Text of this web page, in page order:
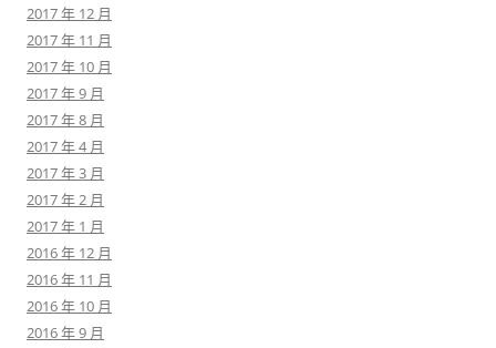
2017 年 12 月
2017 年 11 月
2017 年 10 月
2017 年 9 月
2017 年 8 月
2017 年 4 月
2017 年 3 月
2017 年 2 月
2017 年 1 月
2016 年 12 月
2016 年 11 月
2016 年 10 月
2016 年 9 月